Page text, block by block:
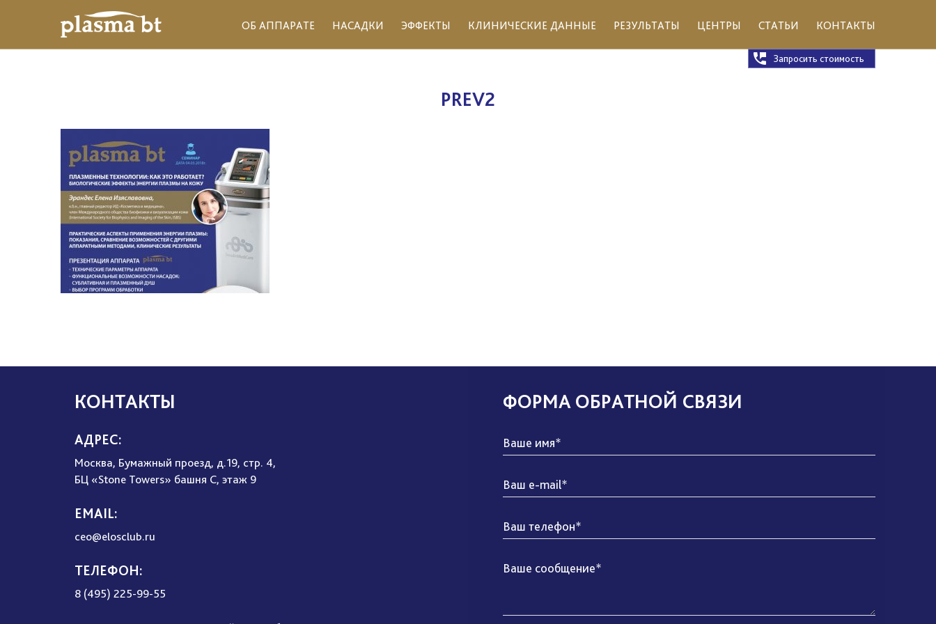
Запросить стоимость
ОБ АППАРАТЕ НАСАДКИ ЭФФЕКТЫ КЛИНИЧЕСКИЕ ДАННЫЕ РЕЗУЛЬТАТЫ ЦЕНТРЫ СТАТЬИ КОНТАКТЫ
PREV2
КОНТАКТЫ
АДРЕС:
Москва, Бумажный проезд, д.19, стр. 4,
БЦ «Stone Towers» башня C, этаж 9
EMAIL:
ceo@elosclub.ru
ТЕЛЕФОН:
8 (495) 225-99-55
ФОРМА ОБРАТНОЙ СВЯЗИ